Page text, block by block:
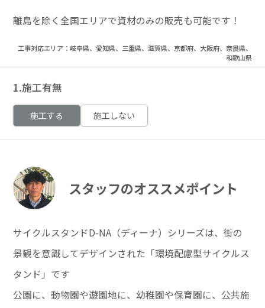
離島を除く全国エリアで資材のみの販売も可能です！
工事対応エリア：岐阜県、愛知県、三重県、滋賀県、京都府、大阪府、奈良県、
和歌山県
1.施工有無
施工する 施工しない
スタッフのオススメポイント
サイクルスタンドD-NA（ディーナ）シリーズは、街の
景観を意識してデザインされた「環境配慮型サイクルス
タンド」です
公園に、動物園や遊園地に、幼稚園や保育園に、公共施